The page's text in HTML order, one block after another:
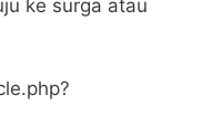
ke surga atau